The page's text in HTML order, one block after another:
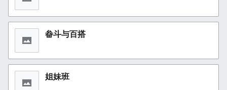
畚斗与百搭
姐妹班